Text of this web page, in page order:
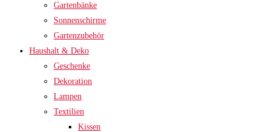
Gartenbänke
Sonnenschirme
Gartenzubehör
Haushalt & Deko
Geschenke
Dekoration
Lampen
Textilien
Kissen